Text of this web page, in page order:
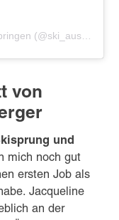
Ein Beitrag geteilt von Ski Austria Skispringen (@ski_austria_skispringen)
von
und
mich noch gut
ersten Job als
Jacqueline
an der